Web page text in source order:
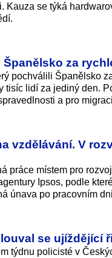
Kauza se týká
za
pochválili Španělsko
tisíc lidí za jediný den.
a pro
vzdělávání. V
práce místem pro
Ipsos, podle
únava po pracovním
se ujíždějící
týdnu policisté v